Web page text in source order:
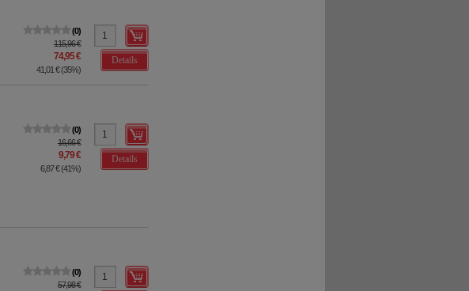
0
115,96 €
74,95 €
41,01 €(35%)
Details
0
16,66 €
9,79 €
6,87 €(41%)
Details
0
57,98 €